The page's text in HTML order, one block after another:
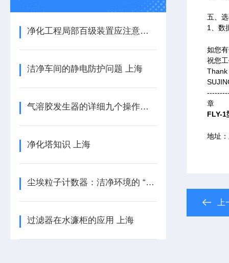
净化工程局部百级装置应注意的事项
洁净车间的静电防护问题 上海
气溶胶发生器的详细九个操作步骤都在这里了
净化塔知识 上海
尘埃粒子计数器：洁净环境的 “隐形卫士”
过滤器在水濂柜的应用 上海
五
1、
如您
祝您
Thank
章
FLY-1
地址